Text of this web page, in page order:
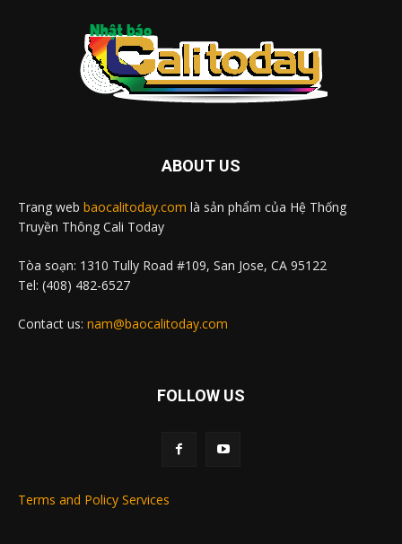
ABOUT US
Trang web baocalitoday.com là sản phẩm của Hệ Thống
Truyền Thông Cali Today
Tòa soạn: 1310 Tully Road #109, San Jose, CA 95122
Tel: (408) 482-6527
Contact us: nam@baocalitoday.com
FOLLOW US
Terms and Policy Services